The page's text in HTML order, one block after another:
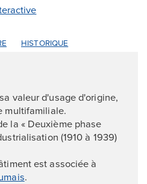
HISTORIQUE
valeur d'usage d'origine,
multifamiliale.
la « Deuxième phase
(1910 à 1939)
est associée à
.